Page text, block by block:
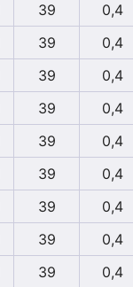
39
0,4
39
0,4
39
0,4
39
0,4
39
0,4
39
0,4
39
0,4
39
0,4
39
0,4